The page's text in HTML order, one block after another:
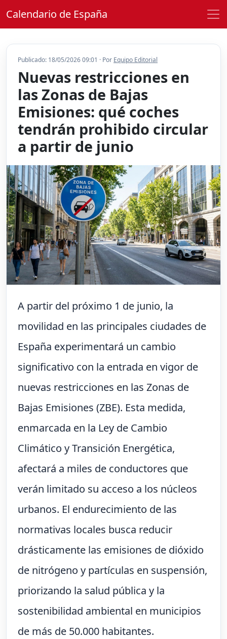
Calendario de España
Publicado: 18/05/2026 09:01 · Por Equipo Editorial
Nuevas restricciones en
las Zonas de Bajas
Emisiones: qué coches
tendrán prohibido circular
a partir de junio
A partir del próximo 1 de junio, la
movilidad en las principales ciudades de
España experimentará un cambio
significativo con la entrada en vigor de
nuevas restricciones en las Zonas de
Bajas Emisiones (ZBE). Esta medida,
enmarcada en la Ley de Cambio
Climático y Transición Energética,
afectará a miles de conductores que
verán limitado su acceso a los núcleos
urbanos. El endurecimiento de las
normativas locales busca reducir
drásticamente las emisiones de dióxido
de nitrógeno y partículas en suspensión,
priorizando la salud pública y la
sostenibilidad ambiental en municipios
de más de 50.000 habitantes.